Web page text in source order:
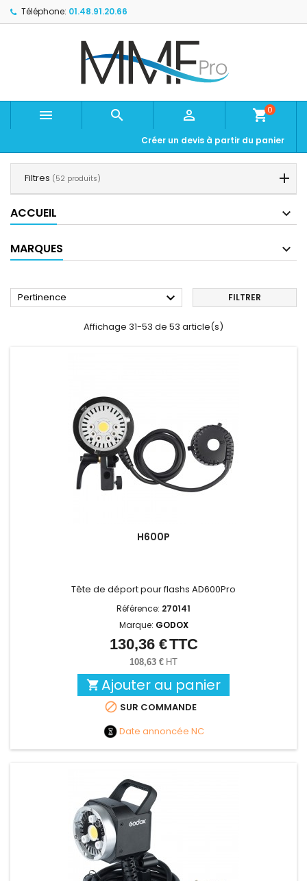
Téléphone: 01.48.91.20.66
   shopping_cart0
Créer un devis à partir du panier
Filtres (52 produits)
ACCUEIL
MARQUES
Pertinence  FILTRER
Affichage 31-53 de 53 article(s)
H600P
Tête de déport pour flashs AD600Pro
Référence: 270141
Marque: GODOX
Prix
130,36 €TTC
108,63 € HT
 Ajouter au panier
 SUR COMMANDE
Date annoncée NC